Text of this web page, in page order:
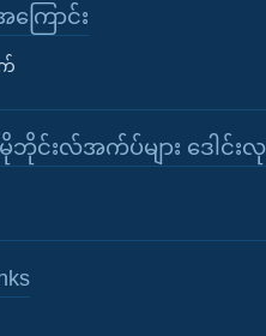
ြောင်း
ဘိုင်းလ်အက်ပ်များ ဒေါင်